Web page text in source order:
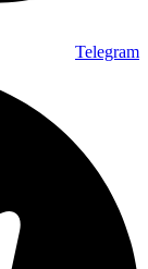
Telegram